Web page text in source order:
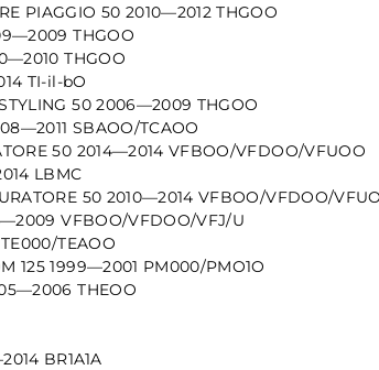
PIAGGIO 50 2010—2012 THGOO
THGOO
THGOO
TI-il-bO
50 2006—2009 THGOO
SBAOO/TCAOO
50 2014—2014 VFBOO/VFDOO/VFUOO
LBMC
50 2010—2014 VFBOO/VFDOO/
VFBOO/VFDOO/VFJ/U
TEAOO
125 1999—2001 PM000/PMO1O
THEOO
BR1A1A